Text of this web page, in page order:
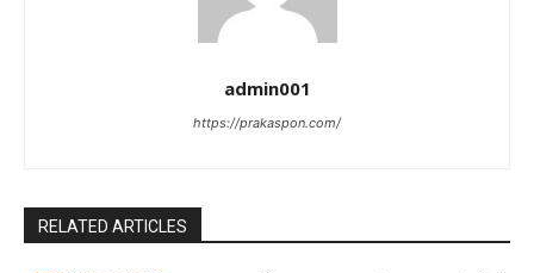
admin001
https://prakaspon.com/
RELATED ARTICLES